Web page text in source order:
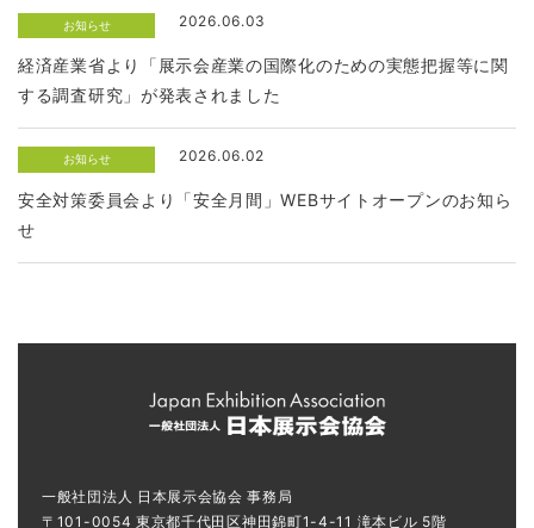
お知らせ 2026.06.03
経済産業省より「展示会産業の国際化のための実態把握等に関
する調査研究」が発表されました
お知らせ 2026.06.02
安全対策委員会より「安全月間」WEBサイトオープンのお知ら
せ
一般社団法人 日本展示会協会 事務局
〒101-0054 東京都千代田区神田錦町1-4-11 滝本ビル 5階